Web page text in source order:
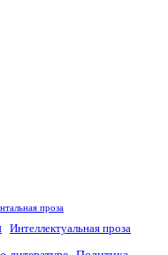
проза
Интеллектуальная проза